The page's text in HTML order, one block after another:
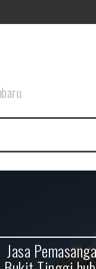
Jasa